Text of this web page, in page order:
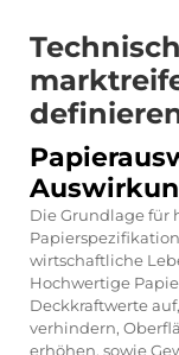
Die Grundlage
wirtschaftliche
Hochwertige
Deckkraftwerte
verhindern,
erhöhen, sowie